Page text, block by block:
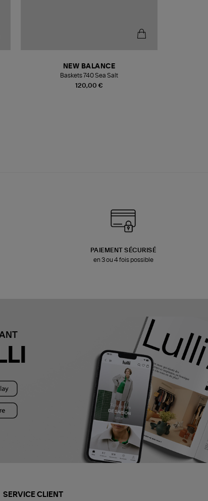
120,00 €
NEW BALANCE
Baskets 740 Sea Salt
PAIEMENT SÉCURISÉ
en 3 ou 4 fois possible
SERVICE CLIENT